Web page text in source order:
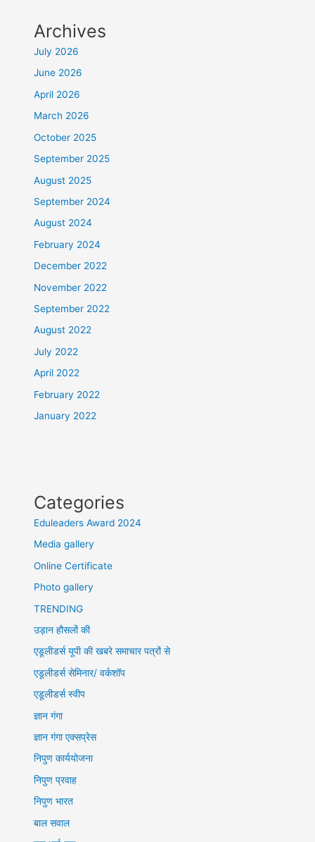
Archives
July 2026
June 2026
April 2026
March 2026
October 2025
September 2025
August 2025
September 2024
August 2024
February 2024
December 2022
November 2022
September 2022
August 2022
July 2022
April 2022
February 2022
January 2022
Categories
Eduleaders Award 2024
Media gallery
Online Certificate
Photo gallery
TRENDING
उड़ान हौसलों की
एडूलीडर्स यूपी की खबरे समाचार पत्रों से
एडूलीडर्स सेमिनार/ वर्कशॉप
एडूलीडर्स स्वीप
ज्ञान गंगा
ज्ञान गंगा एक्सप्रेस
निपुण कार्ययोजना
निपुण प्रवाह
निपुण भारत
बाल सवाल